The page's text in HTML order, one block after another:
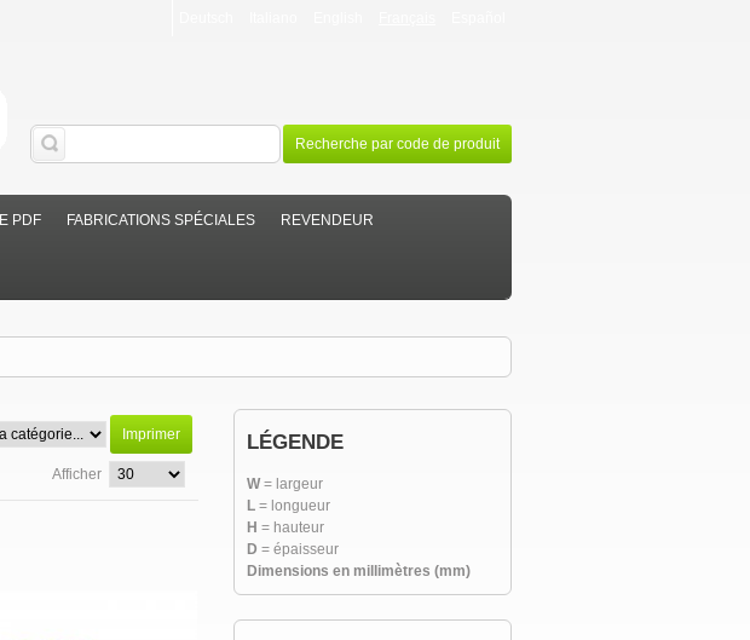
Recherche par code de produit
PDF FABRICATIONS SPÉCIALES REVENDEUR
Imprimer
Afficher
LÉGENDE
W = largeur
L = longueur
H = hauteur
D = épaisseur
Dimensions en millimètres (mm)